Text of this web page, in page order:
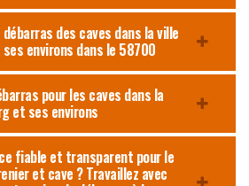
des caves dans la ville
environs dans le 58700
pour les caves dans la
et ses environs
fiable et transparent pour le
et cave ? Travaillez avec